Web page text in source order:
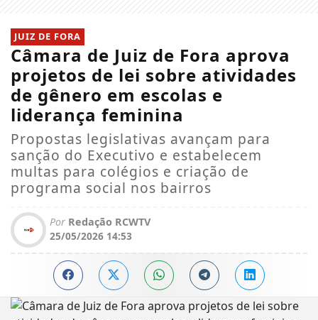
JUIZ DE FORA
Câmara de Juiz de Fora aprova
projetos de lei sobre atividades
de gênero em escolas e
liderança feminina
Propostas legislativas avançam para
sanção do Executivo e estabelecem
multas para colégios e criação de
programa social nos bairros
Por Redação RCWTV
25/05/2026 14:53